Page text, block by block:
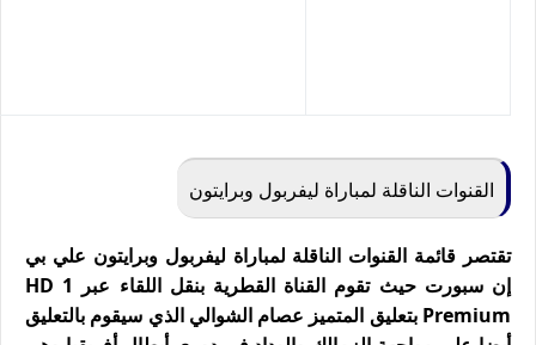
القنوات الناقلة لمباراة ليفربول وبرايتون
تقتصر قائمة القنوات الناقلة لمباراة ليفربول وبرايتون علي بي
إن سبورت حيث تقوم القناة القطرية بنقل اللقاء عبر 1 HD
Premium بتعليق المتميز عصام الشوالي الذي سيقوم بالتعليق